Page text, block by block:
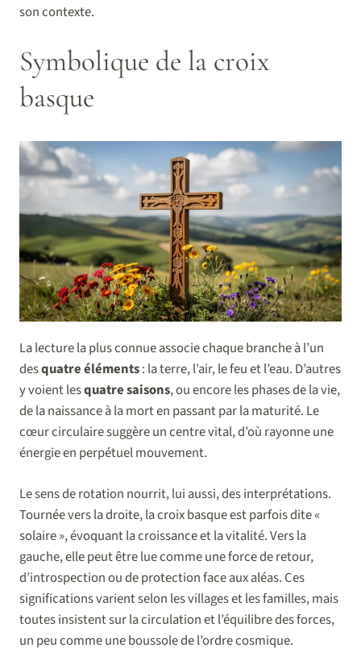
son contexte.
Symbolique de la croix
basque
La lecture la plus connue associe chaque branche à l’un
desquatre éléments: la terre, l’air, le feu et l’eau. D’autres
y voient lesquatre saisons, ou encore les phases de la vie,
de la naissance à la mort en passant par la maturité. Le
cœur circulaire suggère un centre vital, d’où rayonne une
énergie en perpétuel mouvement.
Le sens de rotation nourrit, lui aussi, des interprétations.
Tournée vers la droite, la croix basque est parfois dite «
solaire », évoquant la croissance et la vitalité. Vers la
gauche, elle peut être lue comme une force de retour,
d’introspection ou de protection face aux aléas. Ces
significations varient selon les villages et les familles, mais
toutes insistent sur la circulation et l’équilibre des forces,
un peu comme une boussole de l’ordre cosmique.